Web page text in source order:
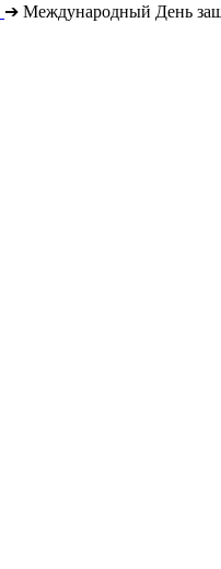
➔ Международный День